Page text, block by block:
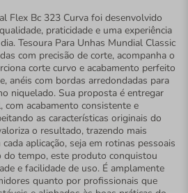
Flex Bc 323 Curva foi desenvolvido
praticidade e uma experiência
Tesoura Para Unhas Mundial Classic
com precisão de corte, acompanha o
corte curvo e acabamento perfeito
anéis com bordas arredondadas para
niquelado. Sua proposta é entregar
com acabamento consistente e
as características originais do
o resultado, trazendo mais
aplicação, seja em rotinas pessoais
tempo, este produto conquistou
e facilidade de uso. É amplamente
quanto por profissionais que